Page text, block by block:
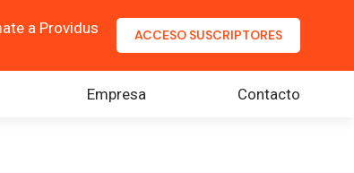
a Providus ACCESO SUSCRIPTORES
Empresa Contacto